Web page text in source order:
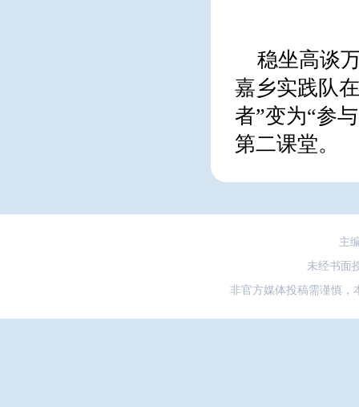
稳坐高谈
嘉乡实践队
者”变为“参
第二课堂。
主
未经书面
非官方媒体投稿需谨慎，